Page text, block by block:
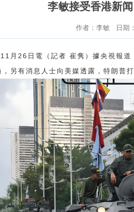
李敏接受香港新
作者：李敏 日期
11 月 26 日電（記者 崔隽）據央視報
另有消息人士向美媒透露，特朗普